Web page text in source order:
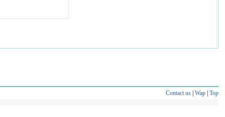
Contact us| Wap| Top